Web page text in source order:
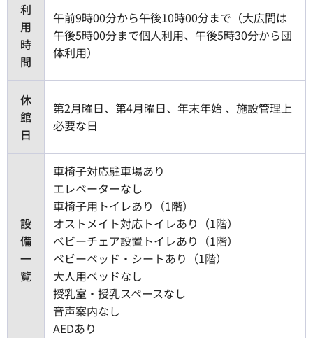
利
用
時
間
午前9時00分から午後10時00分まで（大広間は
午後5時00分まで個人利用、午後5時30分から団
体利用）
休
館
日
第2月曜日、第4月曜日、年末年始 、施設管理上
必要な日
設
備
一
覧
車椅子対応駐車場あり
エレベーターなし
車椅子用トイレあり（1階）
オストメイト対応トイレあり（1階）
ベビーチェア設置トイレあり（1階）
ベビーベッド・シートあり（1階）
大人用ベッドなし
授乳室・授乳スペースなし
音声案内なし
AEDあり